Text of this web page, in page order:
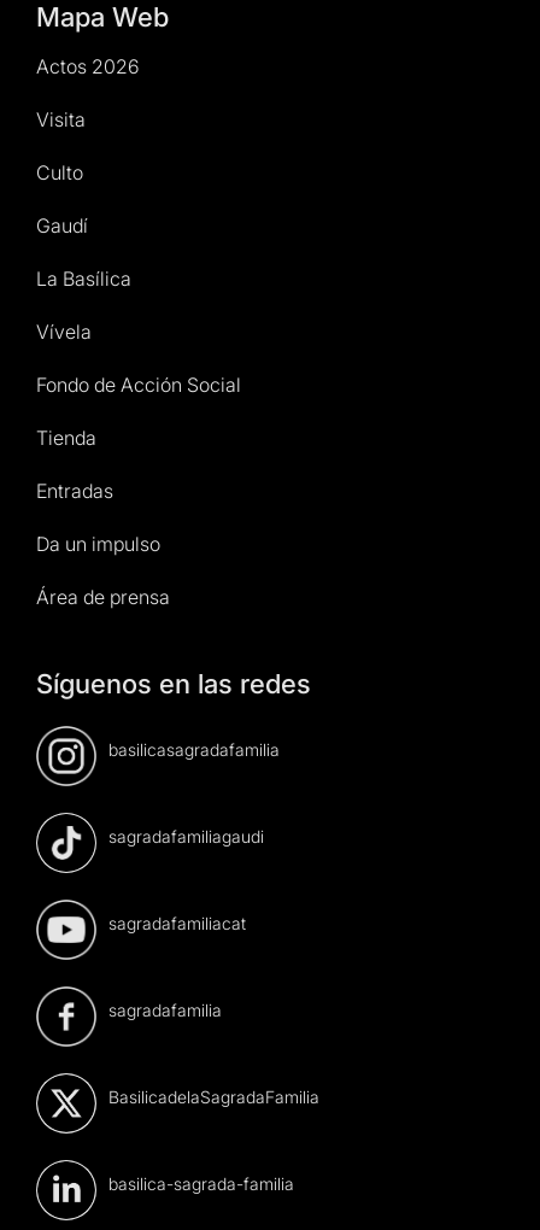
Mapa Web
Actos 2026
Visita
Culto
Gaudí
La Basílica
Vívela
Fondo de Acción Social
Tienda
Entradas
Da un impulso
Área de prensa
Síguenos en las redes
basilicasagradafamilia
sagradafamiliagaudi
sagradafamiliacat
sagradafamilia
BasilicadelaSagradaFamilia
basilica-sagrada-familia